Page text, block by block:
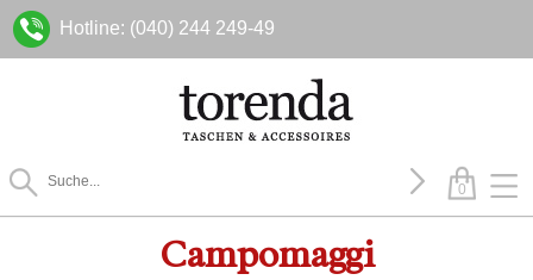
Hotline: (040) 244 249-49
0
Campomaggi